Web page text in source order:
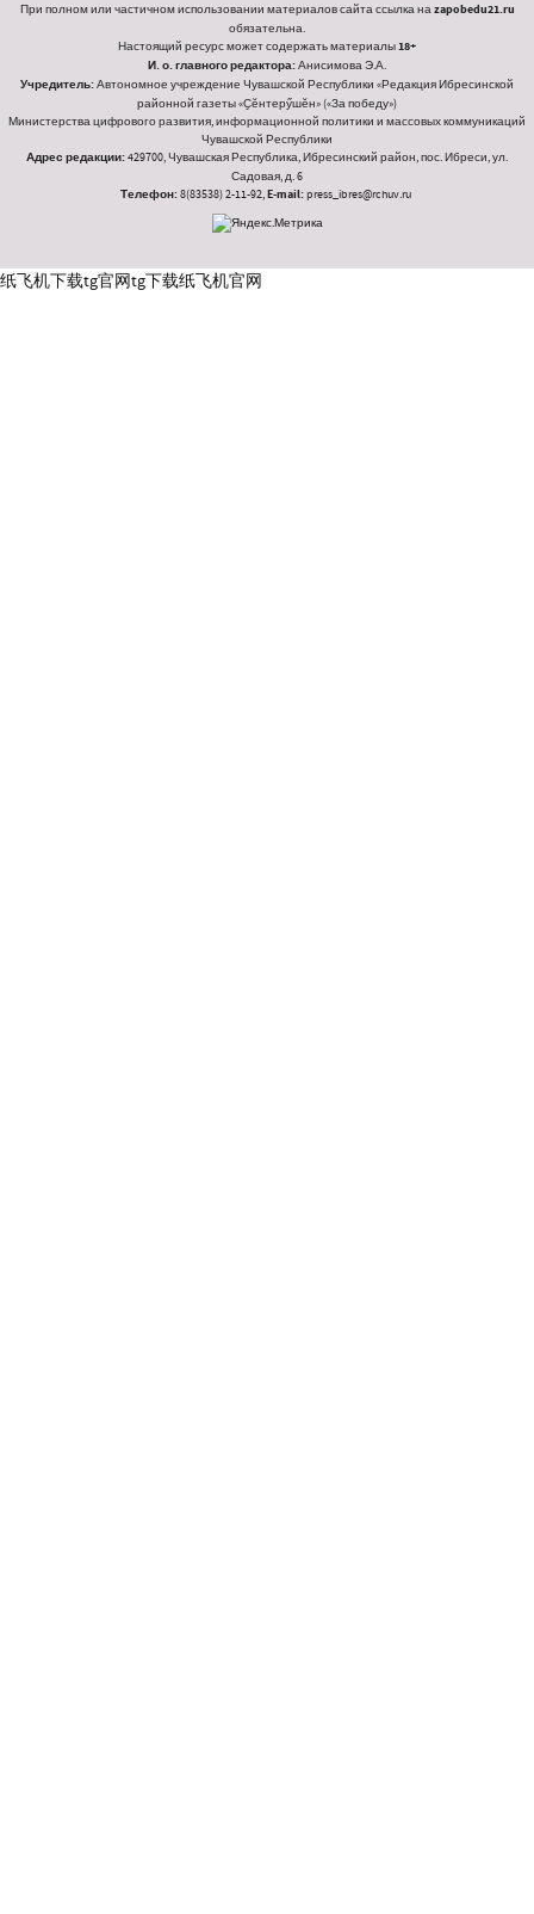
При полном или частичном использовании материалов сайта ссылка наzapobedu21.ru
обязательна.
Настоящий ресурс может содержать материалы18+
И. о. главного редактора:Анисимова Э.А.
Учредитель:Автономное учреждение Чувашской Республики «Редакция Ибресинской
районной газеты «Ҫӗнтерӳшӗн» («За победу»)
Министерства цифрового развития, информационной политики и массовых коммуникаций
Чувашской Республики
Адрес редакции:429700, Чувашская Республика, Ибресинский район, пос. Ибреси, ул.
Садовая, д. 6
Телефон:8(83538) 2-11-92,E-mail:press_ibres@rchuv.ru
纸飞机下载tg官网tg下载纸飞机官网